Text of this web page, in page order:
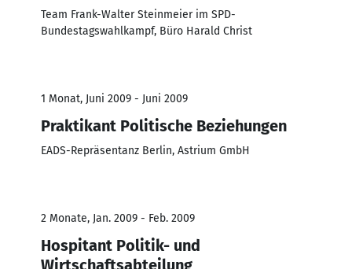
Team Frank-Walter Steinmeier im SPD-
Bundestagswahlkampf, Büro Harald Christ
1 Monat, Juni 2009 - Juni 2009
Praktikant Politische Beziehungen
EADS-Repräsentanz Berlin, Astrium GmbH
2 Monate, Jan. 2009 - Feb. 2009
Hospitant Politik- und
Wirtschaftsabteilung